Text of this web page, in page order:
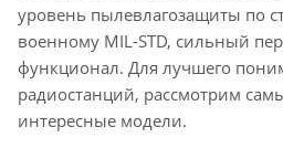
уровень пылевлагозащиты по
военному MIL-STD, сильный
функционал. Для лучшего
радиостанций, рассмотрим
интересные модели.